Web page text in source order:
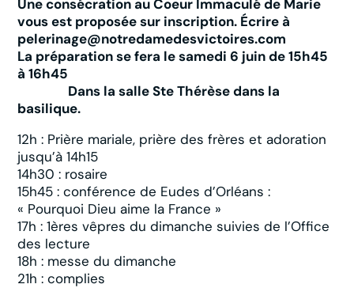
Une consécration au Coeur Immaculé de Marie
vous est proposée sur inscription. Écrire à
pelerinage@notredamedesvictoires.com
La préparation se fera le samedi 6 juin de 15h45
à 16h45
Dans la salle Ste Thérèse dans la
basilique.
12h : Prière mariale, prière des frères et adoration
jusqu’à 14h15
14h30 : rosaire
15h45 : conférence de Eudes d’Orléans :
« Pourquoi Dieu aime la France »
17h : 1ères vêpres du dimanche suivies de l’Office
des lecture
18h : messe du dimanche
21h : complies